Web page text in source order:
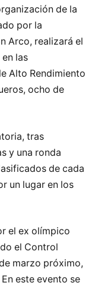
de la
por la
Arco, realizará el
las
Alto Rendimiento
ocho de
tras
y una ronda
de cada
un lugar en los
el ex olímpico
el Control
marzo próximo,
este evento se